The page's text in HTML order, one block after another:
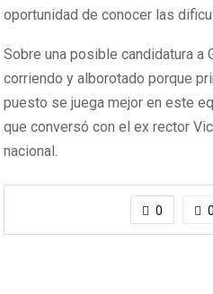
oportunidad de conocer las
Sobre una posible candidatura a
corriendo y alborotado porque
puesto se juega mejor en este
que conversó con el ex rector
nacional.
0 0